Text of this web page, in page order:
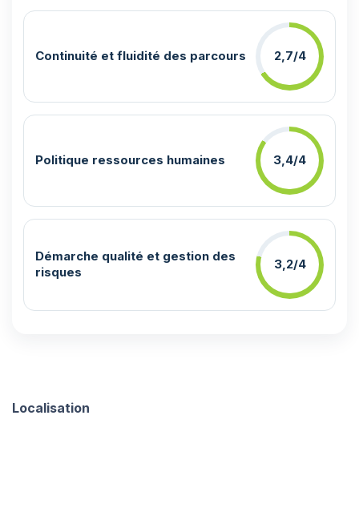
Continuité et fluidité des parcours 2,7/4
Politique ressources humaines 3,4/4
Démarche qualité et gestion des
risques
3,2/4
Localisation